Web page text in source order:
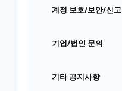
계정 보호/보안/신고
기업/법인 문의
기타 공지사항